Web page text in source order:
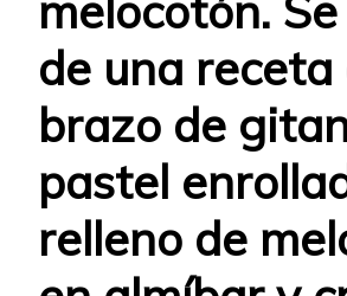
de una receta
brazo de
pastel
relleno de